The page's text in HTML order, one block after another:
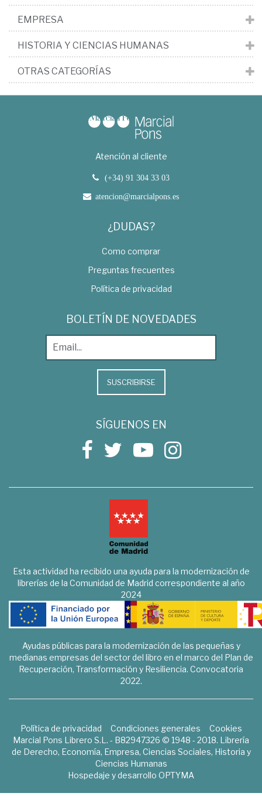
EMPRESA
HISTORIA Y CIENCIAS HUMANAS
OTRAS CATEGORÍAS
Atención al cliente
(+34) 91 304 33 03
atencion@marcialpons.es
¿DUDAS?
Como comprar
Preguntas frecuentes
Política de privacidad
BOLETÍN DE NOVEDADES
SUSCRIBIRSE
SÍGUENOS EN
Esta actividad ha recibido una ayuda para la modernización de
librerías de la Comunidad de Madrid correspondiente al año
2024
Ayudas públicas para la modernización de las pequeñas y
medianas empresas del sector del libro en el marco del Plan de
Recuperación, Transformación y Resiliencia. Convocatoria
2022.
Política de privacidad Condiciones generales
Cookies
Marcial Pons Librero S.L. - B82947326 © 1948 - 2018. Librería
de Derecho, Economía, Empresa, Ciencias Sociales, Historia y
Ciencias Humanas
Hospedaje y desarrollo OPTYMA